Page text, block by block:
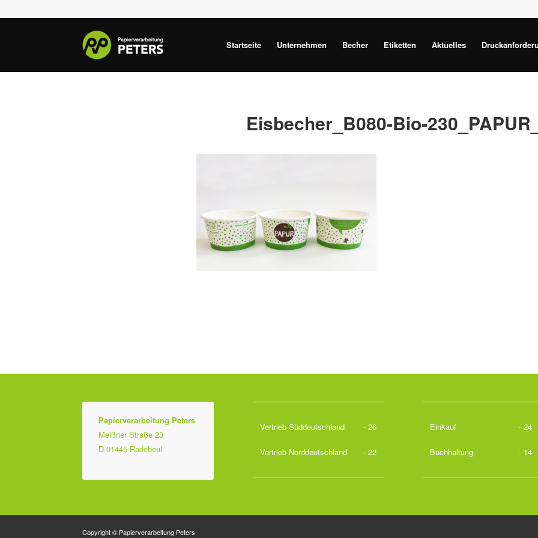
Startseite Unternehmen Becher Etiketten Aktuelles
Eisbecher_B080-Bio-
Papierverarbeitung Peters
Meißner Straße 23
D-01445 Radebeul
Vertrieb Süddeutschland - 26
Vertrieb Norddeutschland - 22
Einkauf - 24
Buchhaltung - 14
Copyright © Papierverarbeitung Peters